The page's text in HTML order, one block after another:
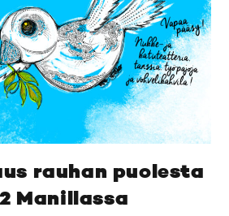
rauhan puolesta
Manillassa